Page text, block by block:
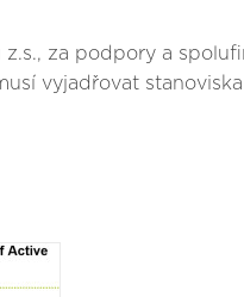
za podpory a
vyjadřovat stanoviska